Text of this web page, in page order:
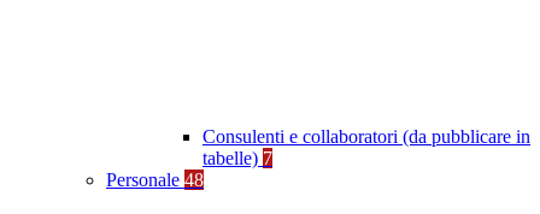
Consulenti e collaboratori (da pubblicare in
tabelle) 7
Personale 48